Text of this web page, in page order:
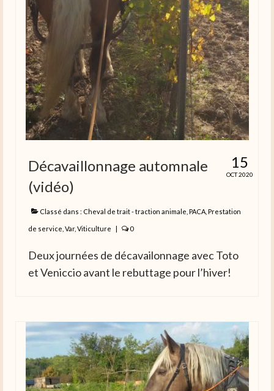
15
OCT 2020
Décavaillonnage automnale
(vidéo)
Classé dans : Cheval de trait - traction animale PACA Prestation
de service Var, Viticulture 0
Deux journées de décavailonnage avec Toto
et Veniccio avant le rebuttage pour l’hiver!